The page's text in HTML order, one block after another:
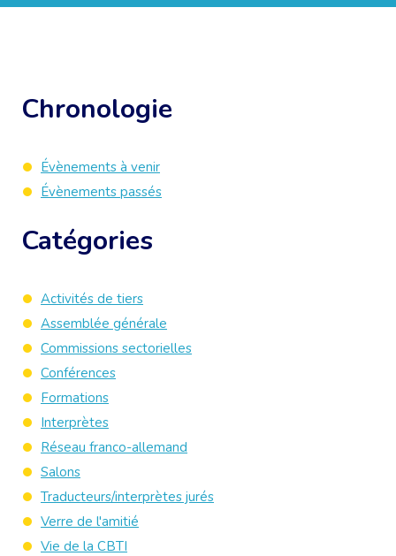
Chronologie
Évènements à venir
Évènements passés
Catégories
Activités de tiers
Assemblée générale
Commissions sectorielles
Conférences
Formations
Interprètes
Réseau franco-allemand
Salons
Traducteurs/interprètes jurés
Verre de l'amitié
Vie de la CBTI